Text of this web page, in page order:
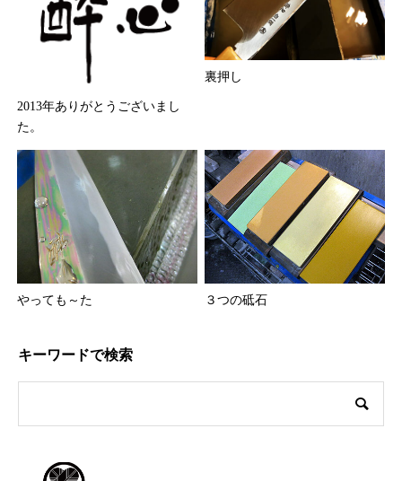
2013年ありがとうございまし
た。
裏押し
やっても～た ３つの砥石
キーワードで検索